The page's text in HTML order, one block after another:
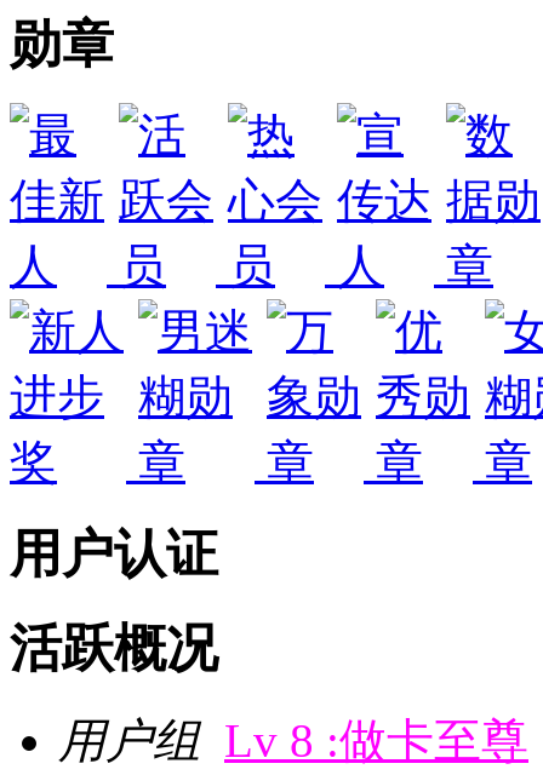
勋章
用户认证
活跃概况
用户组 Lv 8 :做卡至尊